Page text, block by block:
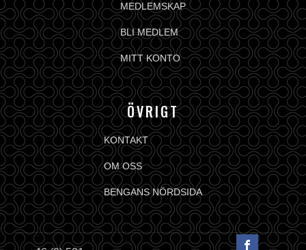
MEDLEMSKAP
BLI MEDLEM
MITT KONTO
ÖVRIGT
KONTAKT
OM OSS
BENGANS NÖRDSIDA